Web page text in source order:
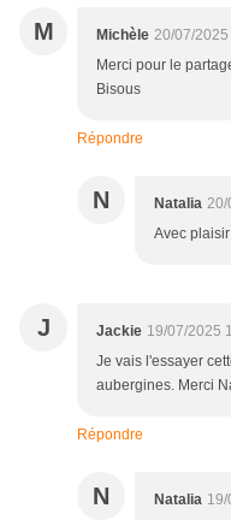
M Michèle 20/07/2025
Merci pour le
Bisous
Répondre
N Natalia 20/
Avec
J Jackie 19/07/2025
Je vais l'essayer
aubergines. Merci
Répondre
N Natalia